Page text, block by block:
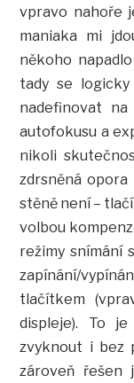
vpravo nahoře
maniaka mi
někoho
tady se
nadefinovat
autofokusu a
nikoli
zdrsněná
stěně není –
volbou
režimy snímání
zapínání/
tlačítkem
displeje). To
zvyknout i bez
zároveň řešen